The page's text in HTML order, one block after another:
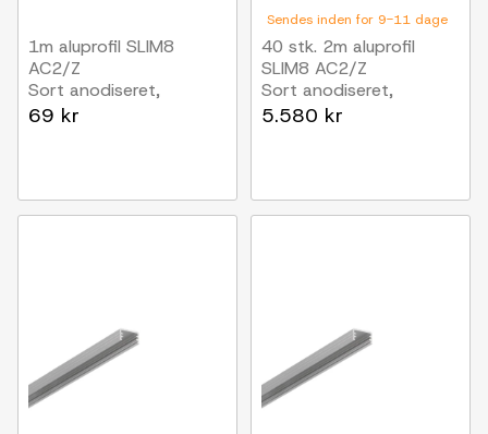
1m aluprofil SLIM8
AC2/Z
Sort anodiseret,
påbygning, LED skinne
69 kr
Sendes inden for 9-11 dage
40 stk. 2m aluprofil
SLIM8 AC2/Z
Sort anodiseret,
påbygning, LED skinne
5.580 kr